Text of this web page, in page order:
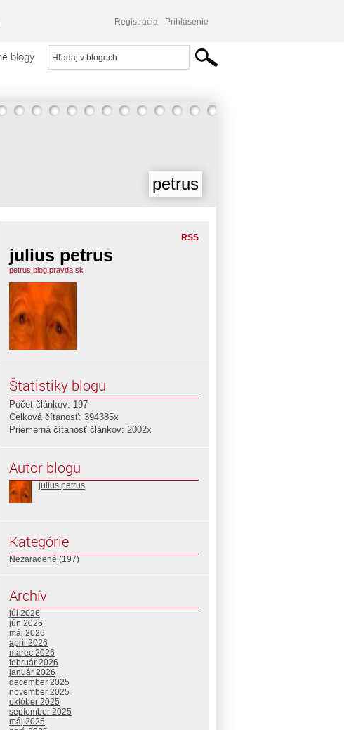
Registrácia Prihlásenie
blogy
petrus
RSS
julius petrus
petrus.blog.pravda.sk
Štatistiky blogu
Počet článkov: 197
Celková čítanosť: 394385x
Priemerná čítanosť článkov: 2002x
Autor blogu
julius petrus
Kategórie
Nezaradené (197)
Archív
júl 2026
jún 2026
máj 2026
apríl 2026
marec 2026
február 2026
január 2026
december 2025
november 2025
október 2025
september 2025
máj 2025